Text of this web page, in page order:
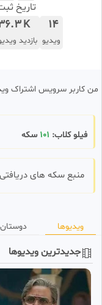
تاریخ
14
ویدیو
K
بازدید
من کاربر سرویس اشتراک
فیلو کلاب: 101 سکه
منبع سکه های دریافتی
ویدیوها دوستان
جدیدترین ویدیوها